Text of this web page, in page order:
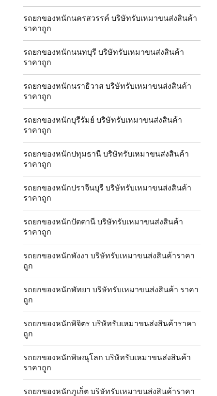
รถยกของหนักนครสวรรค์ บริษัทรับเหมาขนส่งสินค้า
ราคาถูก
รถยกของหนักนนทบุรี บริษัทรับเหมาขนส่งสินค้า
ราคาถูก
รถยกของหนักนราธิวาส บริษัทรับเหมาขนส่งสินค้า
ราคาถูก
รถยกของหนักบุรีรัมย์ บริษัทรับเหมาขนส่งสินค้า
ราคาถูก
รถยกของหนักปทุมธานี บริษัทรับเหมาขนส่งสินค้า
ราคาถูก
รถยกของหนักปราจีนบุรี บริษัทรับเหมาขนส่งสินค้า
ราคาถูก
รถยกของหนักปัตตานี บริษัทรับเหมาขนส่งสินค้า
ราคาถูก
รถยกของหนักพังงา บริษัทรับเหมาขนส่งสินค้าราคา
ถูก
รถยกของหนักพัทยา บริษัทรับเหมาขนส่งสินค้า ราคา
ถูก
รถยกของหนักพิจิตร บริษัทรับเหมาขนส่งสินค้าราคา
ถูก
รถยกของหนักพิษณุโลก บริษัทรับเหมาขนส่งสินค้า
ราคาถูก
รถยกของหนักภูเก็ต บริษัทรับเหมาขนส่งสินค้าราคา